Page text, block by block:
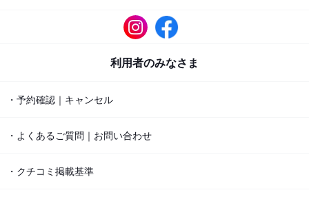
利用者のみなさま
・予約確認｜キャンセル
・よくあるご質問｜お問い合わせ
・クチコミ掲載基準